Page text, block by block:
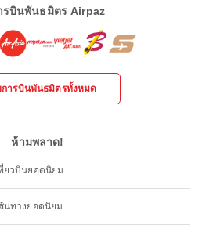
รบินพันธมิตร Airpaz
การบินพันธมิตรทั้งหมด
ห้ามพลาด!
ยวบินยอดนิยม
ส้นทางยอดนิยม